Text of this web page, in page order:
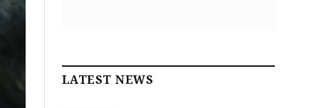
LATEST NEWS